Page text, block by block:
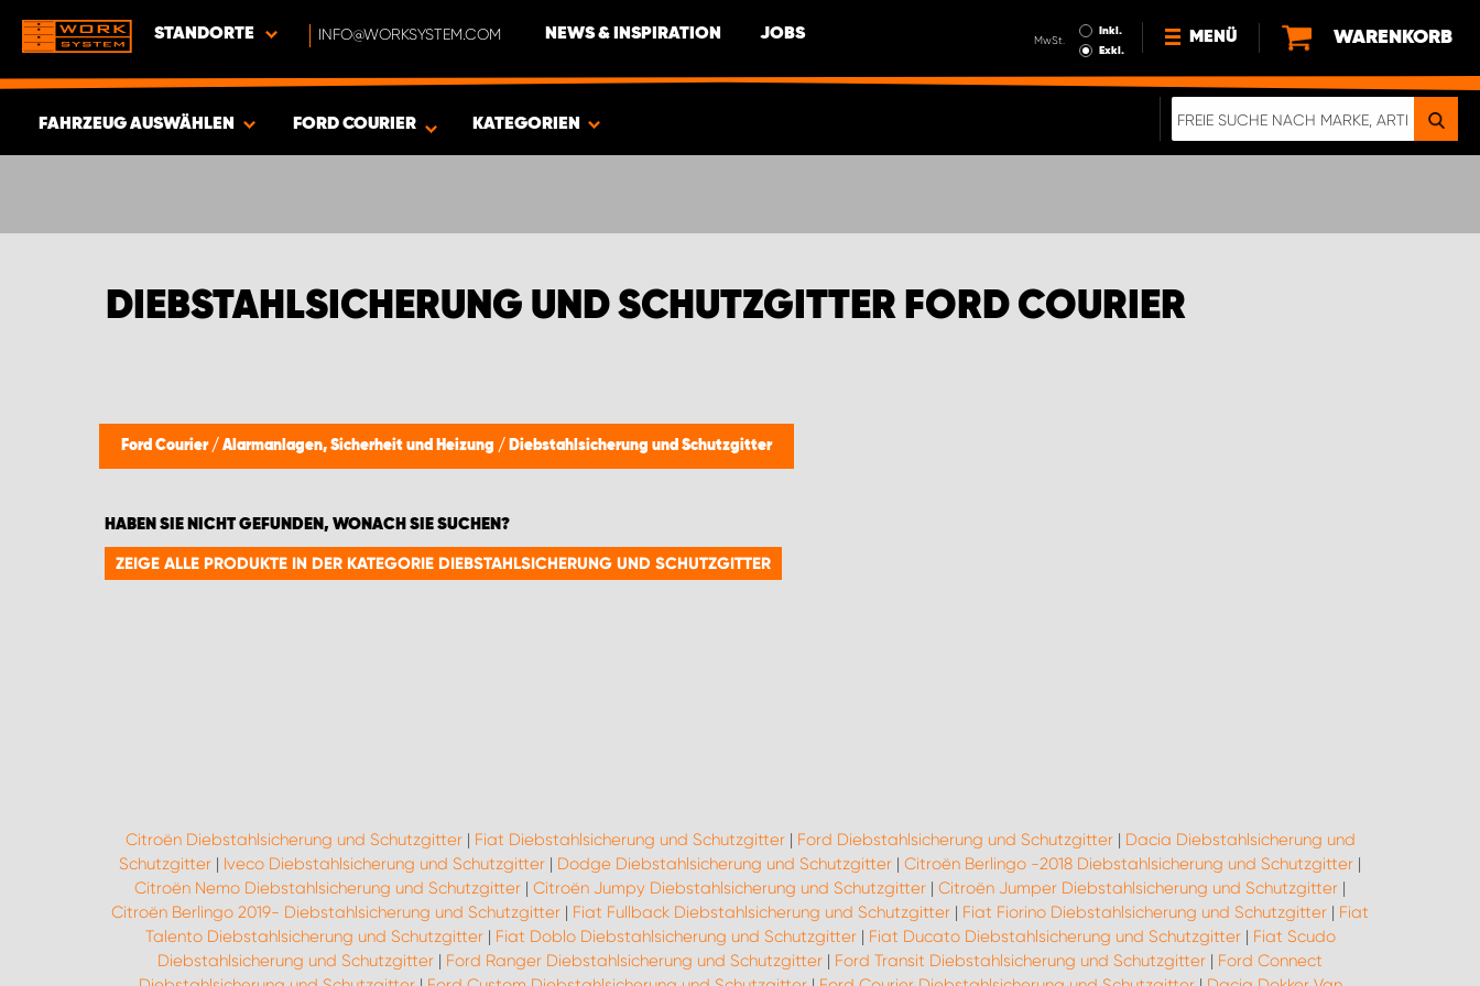
STANDORTE INFO@WORKSYSTEM.COM NEWS & INSPIRATION JOBS MwSt.
Inkl.
Exkl.
MENÜ
NEWS
FAQ
WARENKORB
FAHRZEUG AUSWÄHLEN
ARTIKEL
FORD COURIER KATEGORIEN
DIEBSTAHLSICHERUNG UND SCHUTZGITTER FORD COURIER
Ford Courier / Alarmanlagen, Sicherheit und Heizung / Diebstahlsicherung und Schutzgitter
HABEN SIE NICHT GEFUNDEN, WONACH SIE SUCHEN?
ZEIGE ALLE PRODUKTE IN DER KATEGORIE DIEBSTAHLSICHERUNG UND SCHUTZGITTER
Citroën Diebstahlsicherung und Schutzgitter| Fiat Diebstahlsicherung und Schutzgitter| Ford Diebstahlsicherung und Schutzgitter| Dacia Diebstahlsicherung und
Schutzgitter | Iveco Diebstahlsicherung und Schutzgitter | Dodge Diebstahlsicherung und Schutzgitter | Citroën Berlingo -2018 Diebstahlsicherung und Schutzgitter |
Citroën Nemo Diebstahlsicherung und Schutzgitter | Citroën Jumpy Diebstahlsicherung und Schutzgitter | Citroën Jumper Diebstahlsicherung und Schutzgitter |
Citroën Berlingo 2019- Diebstahlsicherung und Schutzgitter | Fiat Fullback Diebstahlsicherung und Schutzgitter | Fiat Fiorino Diebstahlsicherung und Schutzgitter | Fiat
Talento Diebstahlsicherung und Schutzgitter| Fiat Doblo Diebstahlsicherung und Schutzgitter| Fiat Ducato Diebstahlsicherung und Schutzgitter| Fiat Scudo
Diebstahlsicherung und Schutzgitter | Ford Ranger Diebstahlsicherung und Schutzgitter | Ford Transit Diebstahlsicherung und Schutzgitter | Ford Connect